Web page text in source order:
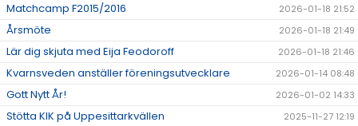
Matchcamp F2015/2016 2026-01-18 21:52
Årsmöte 2026-01-18 21:49
Lär dig skjuta med Eija Feodoroff 2026-01-18 21:46
Kvarnsveden anställer föreningsutvecklare 2026-01-14 08:48
Gott Nytt År! 2026-01-02 14:33
Stötta KIK på Uppesittarkvällen 2025-11-27 12:19